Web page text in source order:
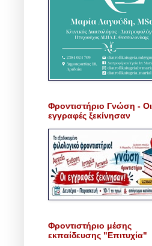
Φροντιστήριο Γνώση - Οι
εγγραφές ξεκίνησαν
Φροντιστήριο μέσης
εκπαίδευσης "Επιτυχία"